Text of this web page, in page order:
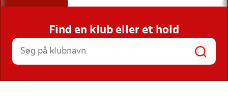
INDHOLD OG NYHEDER
STILLINGER, RESULTATER, KLUBBER OG
HOLD
Find en klub eller et hold